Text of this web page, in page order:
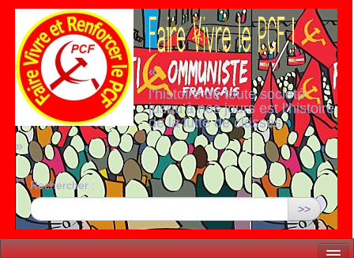
«
l’histoire de toute société
jusqu’à nos jours est l’histoire
de la lutte de classes
»
Rechercher :
>>